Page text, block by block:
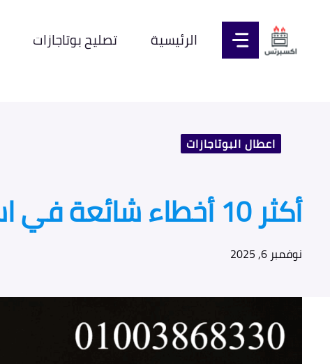
المحتوى الرئيسية تصليح بوتاجازات
اعطال البوتاجازات
أكثر 10 أخطاء شائعة في استخدام البوتاجاز | نصائح صيانة بوتاجازات القاهرة
نوفمبر 6, 2025